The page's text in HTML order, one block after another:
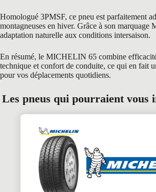
Homologué 3PMSF, ce pneu est parfaitement
montagneuses en hiver. Grâce à son marquage
adaptation naturelle aux conditions intersaison.
En résumé, le MICHELIN 65 combine
technique et confort de conduite, ce qui en fait
pour vos déplacements quotidiens.
Les pneus qui pourraient vous